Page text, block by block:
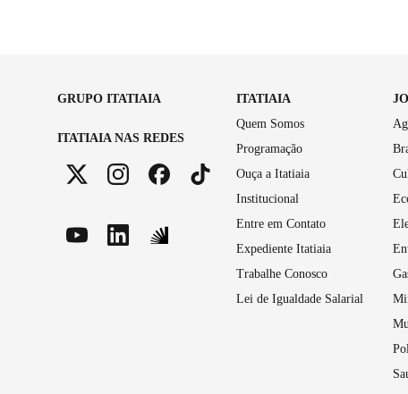
GRUPO ITATIAIA
ITATIAIA NAS REDES
ITATIAIA
Quem Somos
Programação
Ouça a Itatiaia
Institucional
Entre em Contato
Expediente Itatiaia
Trabalhe Conosco
Lei de Igualdade Salarial